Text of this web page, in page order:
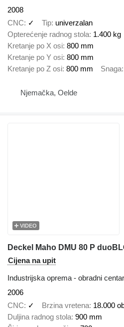
2008
CNC
✓ Tip univerzalan
Opterećenje radnog stola 1.400 kg
Kretanje po X osi 800 mm
Kretanje po Y osi 800 mm
Kretanje po Z osi 800 mm Snaga
Njemačka, Oelde
VIDEO
Deckel Maho DMU 80 P
Cijena na upit
Industrijska oprema - obradni centar
2006
CNC
✓ Brzina vretena 18.000
Duljina radnog stola 900 mm